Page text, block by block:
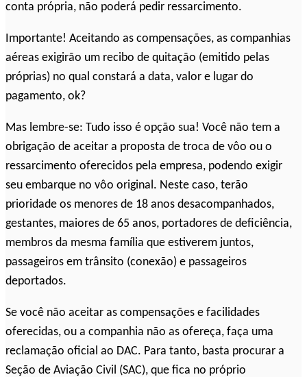
conta própria, não poderá pedir ressarcimento.
Importante! Aceitando as compensações, as companhias
aéreas exigirão um recibo de quitação (emitido pelas
próprias) no qual constará a data, valor e lugar do
pagamento, ok?
Mas lembre-se: Tudo isso é opção sua! Você não tem a
obrigação de aceitar a proposta de troca de vôo ou o
ressarcimento oferecidos pela empresa, podendo exigir
seu embarque no vôo original. Neste caso, terão
prioridade os menores de 18 anos desacompanhados,
gestantes, maiores de 65 anos, portadores de deficiência,
membros da mesma família que estiverem juntos,
passageiros em trânsito (conexão) e passageiros
deportados.
Se você não aceitar as compensações e facilidades
oferecidas, ou a companhia não as ofereça, faça uma
reclamação oficial ao DAC. Para tanto, basta procurar a
Seção de Aviação Civil (SAC), que fica no próprio